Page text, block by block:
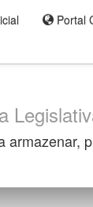
Portal
armazenar,